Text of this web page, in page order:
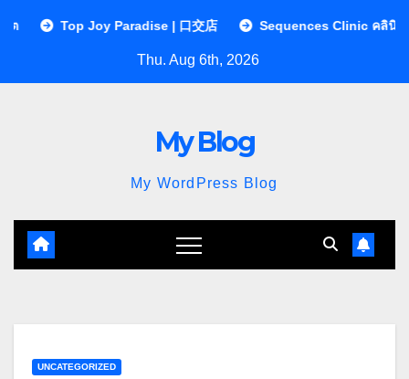
Joy Paradise | 口交店 Sequences Clinic คลินิกกายภาพบำบัด
Thu. Aug 6th, 2026
My Blog
My WordPress Blog
UNCATEGORIZED